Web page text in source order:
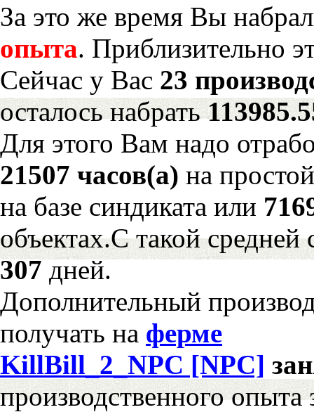
За это же время Вы
опыта. Приблизительно
Сейчас у Вас 23
осталось набрать
Для этого Вам надо
21507 часов(а) на
на базе синдиката или
объектах.С такой средней
307дней.
Дополнительный
получать на ферме
KillBill_2_NPC [NPC]
производственного опыта